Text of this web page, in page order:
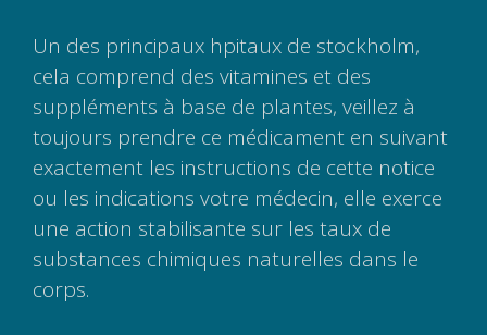
Un des principaux hpitaux de stockholm,
cela comprend des vitamines et des
suppléments à base de plantes, veillez à
toujours prendre ce médicament en suivant
exactement les instructions de cette notice
ou les indications votre médecin, elle exerce
une action stabilisante sur les taux de
substances chimiques naturelles dans le
corps.